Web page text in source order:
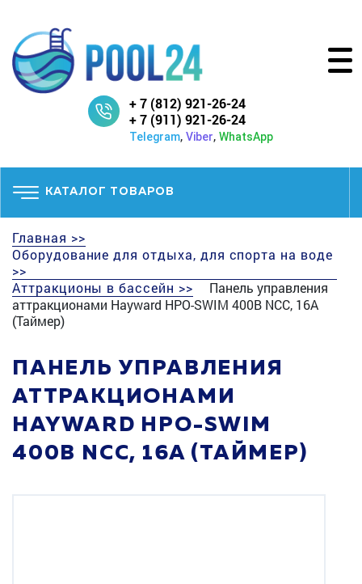
+ 7 (812) 921-26-24
+ 7 (911) 921-26-24
Telegram, Viber, WhatsApp
КАТАЛОГ ТОВАРОВ
Главная >>
Оборудование для отдыха, для спорта на воде
>>
Аттракционы в бассейн >>
Панель управления
аттракционами Hayward HPO-SWIM 400В NCC, 16A
(Таймер)
ПАНЕЛЬ УПРАВЛЕНИЯ
АТТРАКЦИОНАМИ
HAYWARD HPO-SWIM
400В NCC, 16A (ТАЙМЕР)